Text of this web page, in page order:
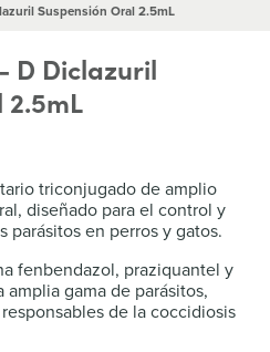
Suspensión Oral 2.5mL
D Diclazuril
2.5mL
triconjugado de amplio
diseñado para el control y
en perros y gatos.
fenbendazol, praziquantel y
gama de parásitos,
de la coccidiosis